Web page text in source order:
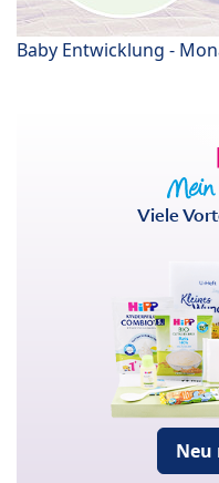
Baby Entwicklung -
Viele
Neu